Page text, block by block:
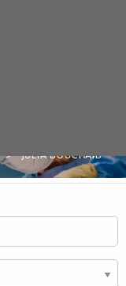
JULIA BOUCHAIB